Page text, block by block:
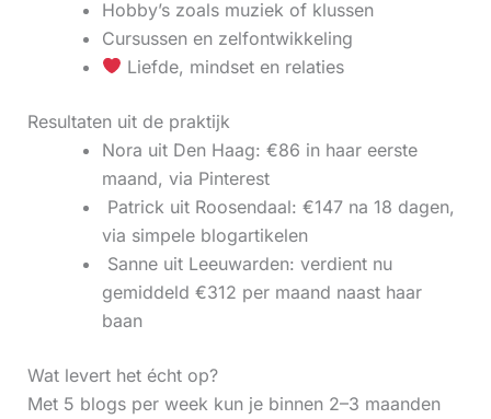
Hobby’s zoals muziek of klussen
Cursussen en zelfontwikkeling
Liefde, mindset en relaties
Resultaten uit de praktijk
Nora uit Den Haag: €86 in haar eerste
maand, via Pinterest
‍ Patrick uit Roosendaal: €147 na 18 dagen,
via simpele blogartikelen
‍ Sanne uit Leeuwarden: verdient nu
gemiddeld €312 per maand naast haar
baan
Wat levert het écht op?
Met 5 blogs per week kun je binnen 2–3 maanden